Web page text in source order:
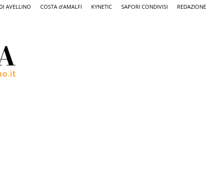
AVELLINO COSTA d’AMALFI KYNETIC SAPORI CONDIVISI REDAZIONE